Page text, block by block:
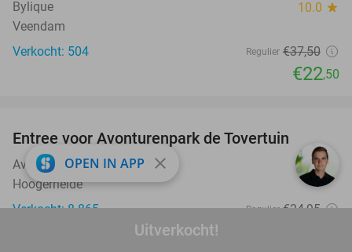
Uitverkocht!
Bylique 10.0 star
Veendam
Verkocht: 504
Regulier €37,50
€22,50
34%
Entree voor Avonturenpark de Tovertuin
Avonturenpark de Tovertuin 9.2star
Hoogerheide
Verkocht: 8.865
Regulier €24,95
OPEN IN APP close